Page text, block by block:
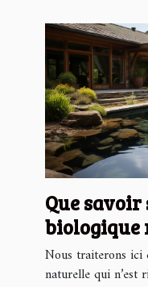
Que
biologique
Nous traiterons ici
naturelle qui n’est